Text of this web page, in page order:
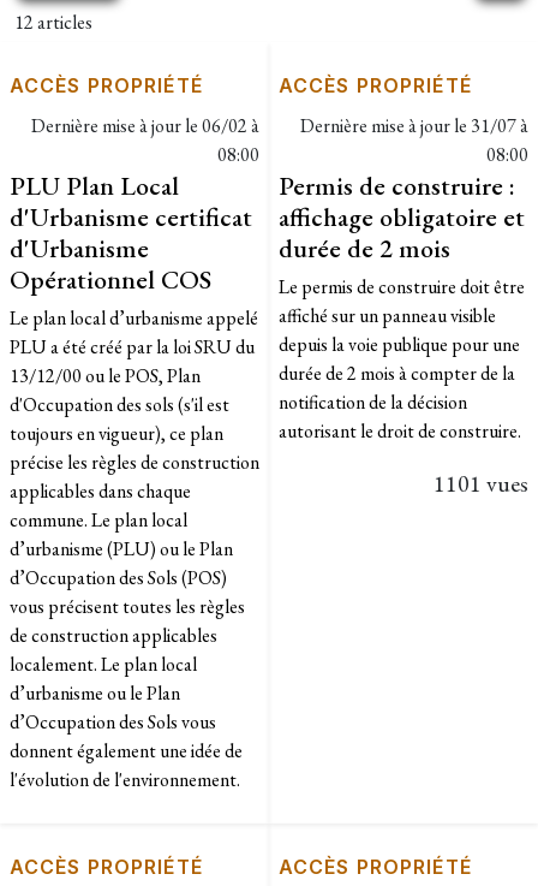
12 articles
ACCÈS PROPRIÉTÉ
Dernière mise à jour le06/02 à
08:00
PLU Plan Local
d'Urbanisme certificat
d'Urbanisme
Opérationnel COS
Le plan local d’urbanisme appelé
PLU a été créé par la loi SRU du
13/12/00 ou le POS, Plan
d'Occupation des sols (s'il est
toujours en vigueur), ce plan
précise les règles de construction
applicables dans chaque
commune. Le plan local
d’urbanisme (PLU) ou le Plan
d’Occupation des Sols (POS)
vous précisent toutes les règles
de construction applicables
localement. Le plan local
d’urbanisme ou le Plan
d’Occupation des Sols vous
donnent également une idée de
l'évolution de l'environnement.
ACCÈS PROPRIÉTÉ
Dernière mise à jour le 31/07 à
08:00
Permis de construire :
affichage obligatoire et
durée de 2 mois
​Le permis de construire doit être
affiché sur un panneau visible
depuis la voie publique pour une
durée de 2 mois à compter de la
notification de la décision
autorisant le droit de construire.
1101 vues
ACCÈS PROPRIÉTÉ ACCÈS PROPRIÉTÉ